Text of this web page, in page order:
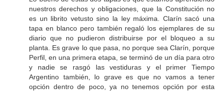
nuestros derechos y obligaciones, que la Constitución no
es un librito vetusto sino la ley máxima. Clarín sacó una
tapa en blanco pero también regaló los ejemplares de su
diario que no pudieron distribuirse por el bloqueo a su
planta. Es grave lo que pasa, no porque sea Clarín, porque
Perfil, en una primera etapa, se terminó de un día para otro
y nadie se rasgó las vestiduras y el primer Tiempo
Argentino también, lo grave es que no vamos a tener
opción dentro de poco, ya no tenemos opción por esta